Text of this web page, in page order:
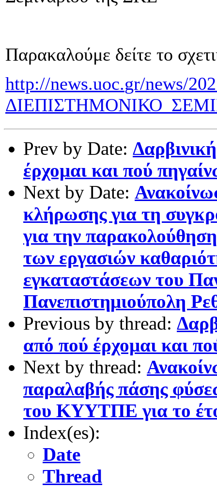
Παρακαλούμε δείτε το
http://news.uoc.gr/news/
Prev by Date:
έρχομαι και πού
Next by Date:
κλήρωσης για τη
για την
των εργασιών
εγκαταστάσεων του
Πανεπιστημιούπολη
Previous by thread:
από πού έρχομαι και
Next by thread:
παραλαβής πάσης
του ΚΥΥΤΠΕ για το
Index(es):
Date
Thread